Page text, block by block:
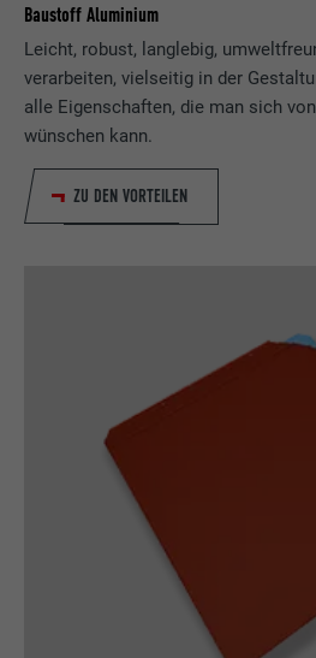
Baustoff Aluminium
Leicht, robust, langlebig,
verarbeiten, vielseitig in der
alle Eigenschaften, die man sich
wünschen kann.
ZU DEN VORTEILEN